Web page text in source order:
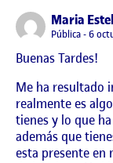
Maria
Visibilidad:
Pública 6
Buenas Tardes!
Me ha resultado
realmente es
tienes y lo que
además que
esta presente en